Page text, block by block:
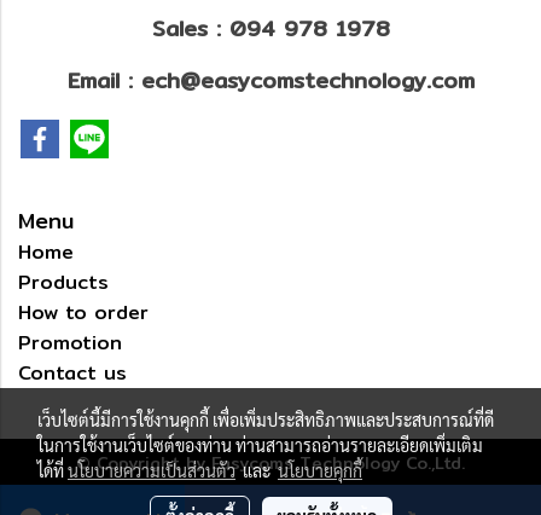
Sales : 094 978 1978
Email : ech@easycomstechnology.com
Menu
Home
Products
How to order
Promotion
Contact us
© Copyright by Easycoms Technology Co.,Ltd.
ผู้เข้าชมวันนี้ 1
เว็บไซต์นี้มีการใช้งานคุกกี้ เพื่อเพิ่มประสิทธิภาพและประสบการณ์ที่ดี
ในการใช้งานเว็บไซต์ของท่าน ท่านสามารถอ่านรายละเอียดเพิ่มเติม
ได้ที่นโยบายความเป็นส่วนตัวและนโยบายคุกกี้